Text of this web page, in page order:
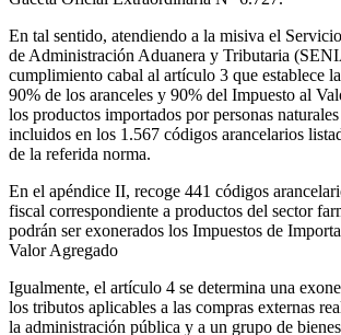
En tal sentido, atendiendo a la misiva el
de Administración Aduanera y Tributaria
cumplimiento cabal al artículo 3 que establece
90% de los aranceles y 90% del Impuesto al
los productos importados por personas
incluidos en los 1.567 códigos arancelarios
de la referida norma.
En el apéndice II, recoge 441 códigos
fiscal correspondiente a productos del sector
podrán ser exonerados los Impuestos de
Valor Agregado
Igualmente, el artículo 4 se determina una
los tributos aplicables a las compras externas
la administración pública y a un grupo de